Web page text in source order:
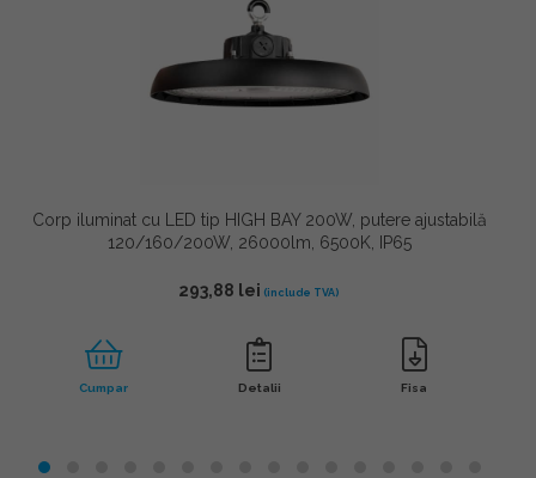
Corp iluminat cu LED tip HIGH BAY 200W, putere ajustabilă
120/160/200W, 26000lm, 6500K, IP65
293,88 lei
Cumpar Detalii Fisa